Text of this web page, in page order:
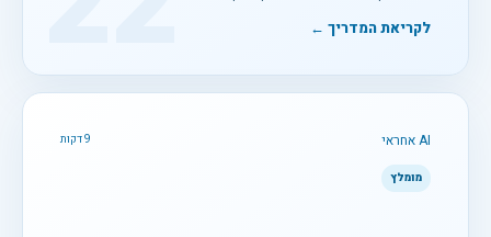
לקריאת המדריך ←
AI אחראי 9 דקות
מומלץ